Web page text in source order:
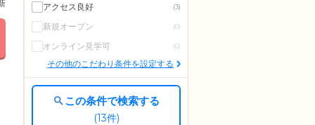
アクセス良好 (3)
新規オープン (0)
オンライン見学可 (0)
その他のこだわり条件を設定する
この条件で検索する
(13件)